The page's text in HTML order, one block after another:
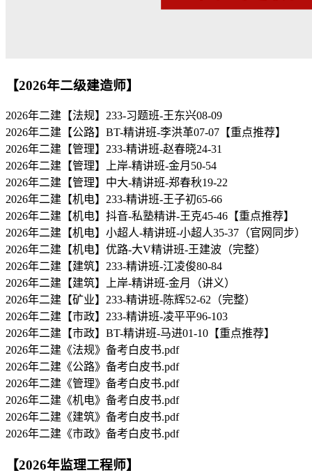
【2026年二级建造师】
2026年二建【法规】233-习题班-王东兴08-09
2026年二建【公路】BT-精讲班-李洪革07-07【重点推荐】
2026年二建【管理】233-精讲班-赵春晓24-31
2026年二建【管理】上岸-精讲班-金月50-54
2026年二建【管理】中大-精讲班-郑春秋19-22
2026年二建【机电】233-精讲班-王子初65-66
2026年二建【机电】抖音-私塾精讲-王克45-46【重点推荐】
2026年二建【机电】小超人-精讲班-小超人35-37（官网同步）
2026年二建【机电】优路-大V精讲班-王建波（完整）
2026年二建【建筑】233-精讲班-江凌俊80-84
2026年二建【建筑】上岸-精讲班-金月（讲义）
2026年二建【矿业】233-精讲班-陈辉52-62（完整）
2026年二建【市政】233-精讲班-凌平平96-103
2026年二建【市政】BT-精讲班-马进01-10【重点推荐】
2026年二建《法规》备考白皮书.pdf
2026年二建《公路》备考白皮书.pdf
2026年二建《管理》备考白皮书.pdf
2026年二建《机电》备考白皮书.pdf
2026年二建《建筑》备考白皮书.pdf
2026年二建《市政》备考白皮书.pdf
【2026年监理工程师】